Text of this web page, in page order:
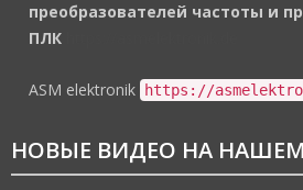
преобразователей частоты и
ПЛК
ASM elektronik https://
НОВЫЕ ВИДЕО НА